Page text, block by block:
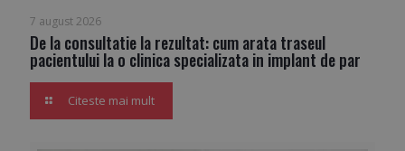
7 august 2026
De la consultatie la rezultat: cum arata traseul
pacientului la o clinica specializata in implant de par
Citeste mai mult